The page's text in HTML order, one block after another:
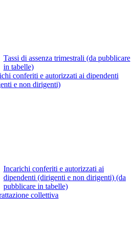
Tassi di assenza trimestrali (da pubblicare
in tabelle)
conferiti e autorizzati ai dipendenti
e non dirigenti)
Incarichi conferiti e autorizzati ai
dipendenti (dirigenti e non dirigenti) (da
pubblicare in tabelle)
collettiva